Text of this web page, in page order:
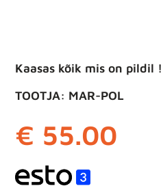
Kaasas kõik mis on pildil !
TOOTJA: MAR-POL
€ 55.00